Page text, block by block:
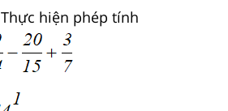
Thực hiện phép tính